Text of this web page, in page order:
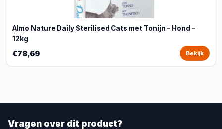
Almo Nature Daily Sterilised Cats met Tonijn - Hond -
12kg
€78,69 Bekijk
Vragen over dit product?